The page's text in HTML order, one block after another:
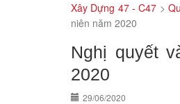
Xây Dựng 47 - C47 >
niên năm 2020
Nghị quyết
2020
29/06/2020